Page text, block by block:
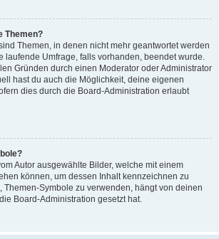
Themen?
Themen, in denen nicht mehr geantwortet werden
laufende Umfrage, falls vorhanden, beendet wurde.
Gründen durch einen Moderator oder Administrator
hast du auch die Möglichkeit, deine eigenen
dies durch die Board-Administration erlaubt
Autor ausgewählte Bilder, welche mit einem
können, um dessen Inhalt kennzeichnen zu
Themen-Symbole zu verwenden, hängt von deinen
Board-Administration gesetzt hat.